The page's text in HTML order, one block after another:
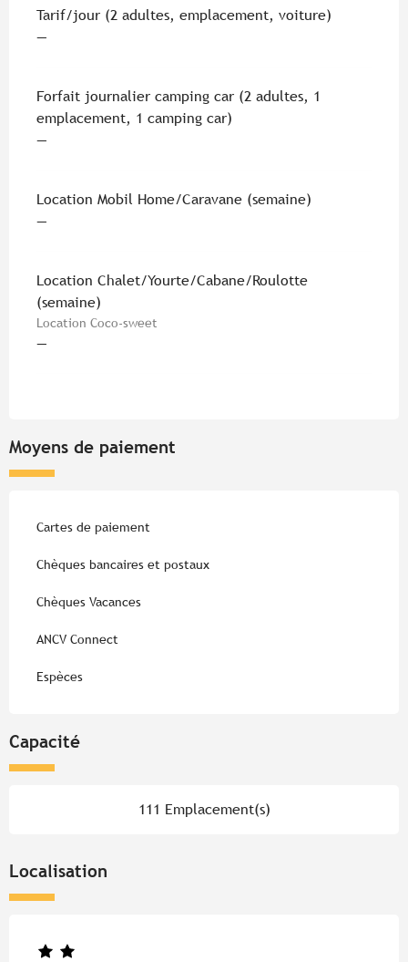
Tarifs 2026
Tarif/jour (2 adultes, emplacement, voiture)
—
Forfait journalier camping car (2 adultes, 1
emplacement, 1 camping car)
—
Location Mobil Home/Caravane (semaine)
—
Location Chalet/Yourte/Cabane/Roulotte
(semaine)
Location Coco-sweet
—
Moyens de paiement
Cartes de paiement
Chèques bancaires et postaux
Chèques Vacances
ANCV Connect
Espèces
Capacité
111 Emplacement(s)
Localisation